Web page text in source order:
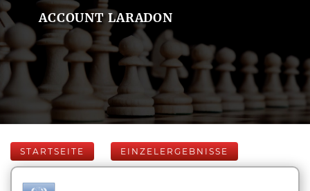
ACCOUNT LARADON
STARTSEITE EINZELERGEBNISSE